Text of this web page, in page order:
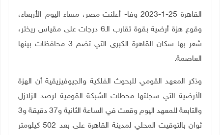
القاهرة 25-1-2023 وفا- أعلنت مصر، مساء اليوم الأربعاء،
وقوع هزة أرضية بقوة تقارب الـ6 درجات على مقياس ريختر،
شعر بها سكان القاهرة الكبرى التي تضم 3 محافظات بينها
العاصمة.
وذكر المعهد القومي للبحوث الفلكية والجيوفيزيقية أن الهزة
الأرضية التي سجلتها محطات الشبكة القومية لرصد الزلازل
والتابعة للمعهد اليوم وقعت في الساعة الثانية و37 دقيقة و3
ثوان بالتوقيت المحلي لمدينة القاهرة على بعد 502 كيلومتر